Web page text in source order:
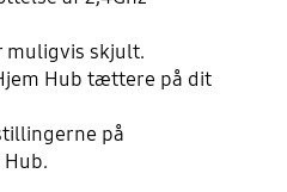
muligvis skjult.
Hub tættere på dit
på